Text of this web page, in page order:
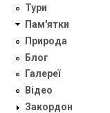
Тури
Пам'ятки
Природа
Блог
Галереї
Відео
Закордон